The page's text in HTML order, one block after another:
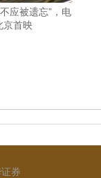
应被遗忘”，电
京首映
券